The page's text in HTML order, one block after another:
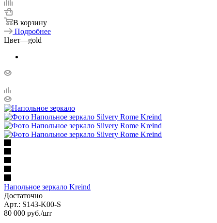
В корзину
Подробнее
Цвет—gold
Напольное зеркало Kreind
Достаточно
Арт.: S143-K00-S
80 000 руб./шт